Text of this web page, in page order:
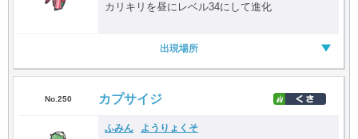
カリキリを昼にレベル34にして進化
出現場所
No.250 カプサイジ
ふみん ようりょくそ